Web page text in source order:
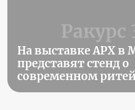
На выставке АРХ в
представят стенд о
современном